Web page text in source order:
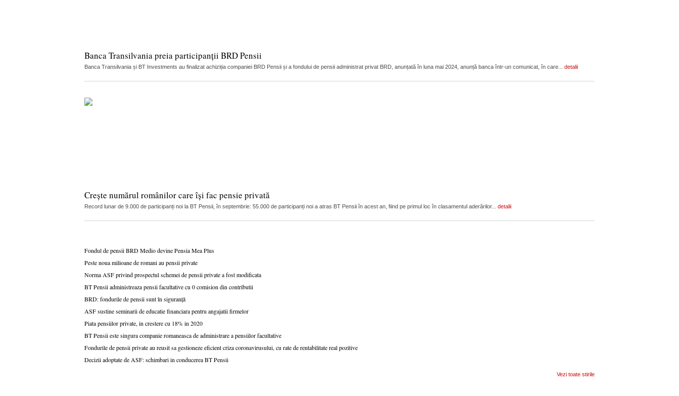
Banca Transilvania preia participanții BRD Pensii
Banca Transilvania și BT Investments au finalizat achiziția companiei BRD Pensii și a fondului de pensii administrat privat BRD, anunțată în luna mai 2024, anunță banca într-un comunicat, în care... detalii
Crește numărul românilor care își fac pensie privată
Record lunar de 9.000 de participanți noi la BT Pensii, în septembrie: 55.000 de participanți noi a atras BT Pensii în acest an, fiind pe primul loc în clasamentul aderărilor... detalii
Fondul de pensii BRD Medio devine Pensia Mea Plus
Peste noua milioane de romani au pensii private
Norma ASF privind prospectul schemei de pensii private a fost modificata
BT Pensii administreaza pensii facultative cu 0 comision din contributii
BRD: fondurile de pensii sunt în siguranță
ASF sustine seminarii de educatie financiara pentru angajatii firmelor
Piata pensiilor private, in crestere cu 18% in 2020
BT Pensii este singura companie romaneasca de administrare a pensiilor facultative
Fondurile de pensii private au reusit sa gestioneze eficient criza coronavirusului, cu rate de rentabilitate real pozitive
Decizii adoptate de ASF: schimbari in conducerea BT Pensii
Vezi toate stirile